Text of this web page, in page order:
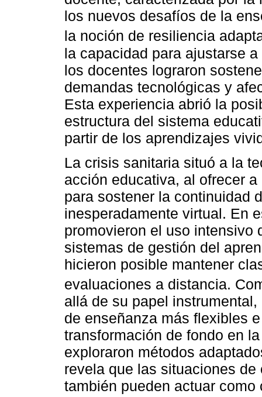
los nuevos desafíos de la
la noción de resiliencia
la capacidad para ajustarse
los docentes lograron
demandas tecnológicas y
Esta experiencia abrió la
estructura del sistema
partir de los aprendizajes
La crisis sanitaria situó a la
acción educativa, al ofrecer
para sostener la continuidad
inesperadamente virtual. En
promovieron el uso intensivo
sistemas de gestión del
hicieron posible mantener
evaluaciones a distancia.
allá de su papel
de enseñanza más flexibles
transformación de fondo en
exploraron métodos
revela que las situaciones
también pueden actuar